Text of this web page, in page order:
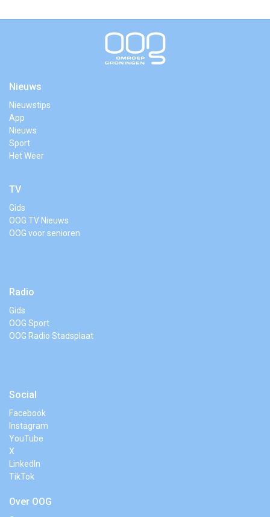
Nieuws
Nieuwstips
App
Nieuws
Sport
Het Weer
TV
Gids
OOG TV Nieuws
OOG voor senioren
Radio
Gids
OOG Sport
OOG Radio Stadsplaat
Social
Facebook
Instagram
YouTube
X
LinkedIn
TikTok
Over OOG